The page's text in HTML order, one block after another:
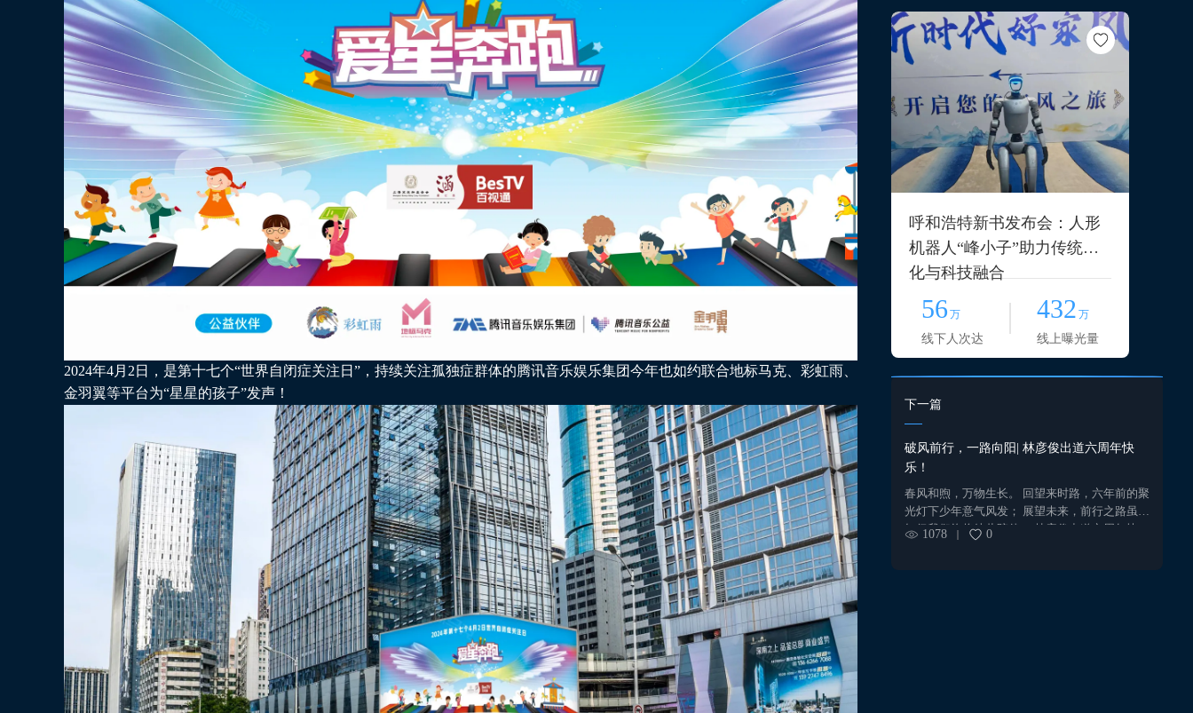
2024年4月2日，是第十七个“世界自闭症关注日”，持续关注孤独症群体的腾讯音乐娱乐集团今年也如约联合地标马克、彩虹雨、
金羽翼等平台为“星星的孩子”发声！
呼和浩特新书发布会：人形
机器人“峰小子”助力传统文
化与科技融合
56 万
线下人次达
432 万
线上曝光量
下一篇
破风前行，一路向阳| 林彦俊出道六周年快
乐！
春风和煦，万物生长。 回望来时路，六年前的聚
光灯下少年意气风发； 展望未来，前行之路虽未
知但我们终将彼此陪伴。 林彦俊出道六周年快
1078 0